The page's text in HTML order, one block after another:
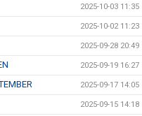
2025-10-03 11:35
2025-10-02 11:23
2025-09-28 20:49
2025-09-19 16:27
2025-09-17 14:05
2025-09-15 14:18